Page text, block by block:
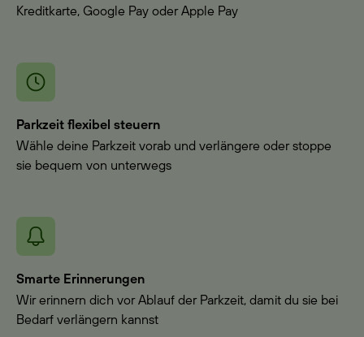
Kreditkarte, Google Pay oder Apple Pay
Parkzeit flexibel steuern
Wähle deine Parkzeit vorab und verlängere oder stoppe
sie bequem von unterwegs
Smarte Erinnerungen
Wir erinnern dich vor Ablauf der Parkzeit, damit du sie bei
Bedarf verlängern kannst